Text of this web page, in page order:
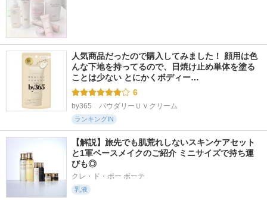
人気商品だったので購入してみました！ 顔用は色
んな下地を持ってるので、日焼け止め単体を塗る
ことは少ない とにかくボディー…
6
by365　パウダリーＵＶクリーム
ランキングIN
【解説】旅先でも肌荒れしないスキンケアセット
と1軍ベースメイクのご紹介 ミニサイズで持ち運
びも◎
クレ・ド・ポー ボーテ
乳液